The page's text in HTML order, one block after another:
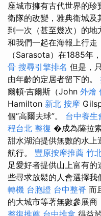
座城市擁有古代世界的
衛隊的改變，雅典衛城
到一次（甚至幾次）的地
和我們一起在海報上行走
（Sarasota）在1885年
骨 搜尋引擎排名 但是，
由年齡的定居者留下的。
爾頓·吉爾斯（John 外燴
Hamilton 新北 按摩
個“高爾夫球”。 台中養生
程台北 整復 �成為薩拉
甜水湖泊提供無數的水上
航行。 豐原按摩推薦 竹
足愛好者提供山上富有的
些尋求放鬆的人會選擇我
轉機 台胞證 台中整脊 而
的大城市等著無數參展商
整復推薦 台中推拿 得益